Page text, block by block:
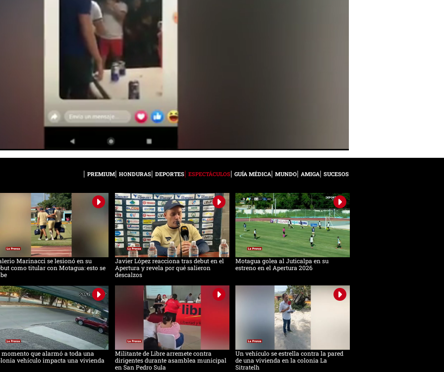
PREMIUM HONDURAS DEPORTES ESPECTÁCULOS GUÍA MÉDICA MUNDO AMIGA SUCESOS
Marinacci se lesionó en su
como titular con Motagua: esto se
Javier López reacciona tras debut en el
Apertura y revela por qué salieron
descalzos
Motagua golea al Juticalpa en su
estreno en el Apertura 2026
momento que alarmó a toda una
vehículo impacta una vivienda
Militante de Libre arremete contra
dirigentes durante asamblea municipal
en San Pedro Sula
Un vehículo se estrella contra la pared
de una vivienda en la colonia La
Sitratelh